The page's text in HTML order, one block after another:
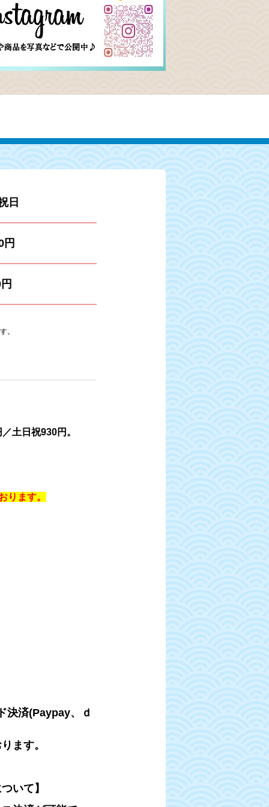
日
円
。
土日祝930円。
ります。
決済(Paypay、ｄ
ます。
いて】